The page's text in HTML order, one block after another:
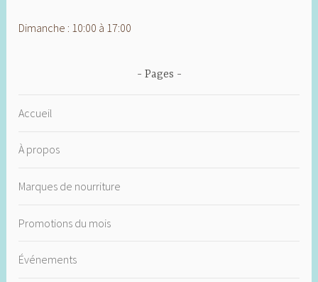
Dimanche : 10:00 à 17:00
Pages
Accueil
À propos
Marques de nourriture
Promotions du mois
Événements